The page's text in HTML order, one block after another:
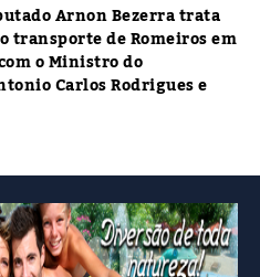
Arnon Bezerra trata
transporte de Romeiros em
o Ministro do
Carlos Rodrigues e